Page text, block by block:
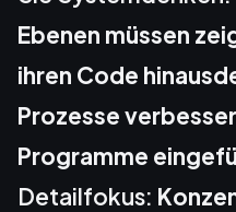
Ebenen müssen
ihren Code
Prozesse
Programme
Detailfokus: